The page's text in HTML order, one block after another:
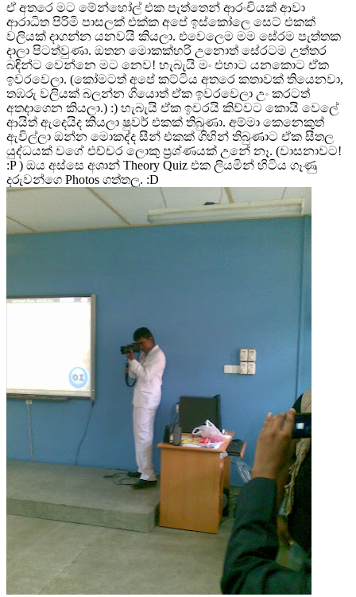
ඒ අතරෙ මට මේන්හෝල් එක පැත්තෙන් ආරංචියක් ආවා
ආරාධිත පිරිමි පාසලක් එක්ක අපේ ඉස්කෝලෙ සෙට් එකක්
වලියක් දාගන්න යනවයි කියලා. එවෙලෙම මම සේරම පැත්තක
දාලා පිටත්වුණා. ඔතන මොකක්හරි උනොත් සේරටම උත්තර
බඳින්ට වෙන්නෙ මට නෙව! හැබැයි මං එහාට යනකොට ඒක
ඉවරවෙලා. (කෝමටත් අපේ කට්ටිය අතරෙ කතාවක් තියෙනවා,
තඹරු වලියක් බලන්න ගියොත් ඒක ඉවරවෙලා උං කරටත්
අතදාගෙන කියලා.) :) හැබැයි ඒක ඉවරයි කිව්වට කොයි වෙලේ
ආයිත් ඇදෙයිද කියලා ෂුවර් එකක් තිබුණා. අම්මා කෙනෙකුත්
ඇවිල්ලා ඔන්න මොකද්ද සීන් එකක් ගිහින් තිබුණාට ඒක සීතල
යුද්ධයක් වගේ එච්චර ලොකු ප්‍රශ්ණයක් උනේ නෑ. (වාසනාවට!
:P ) ඔය අස්සෙ අශාන් Theory Quiz එක ලියමින් හිටිය ගෑණු
දරුවන්ගෙ Photos ගත්තලු. :D